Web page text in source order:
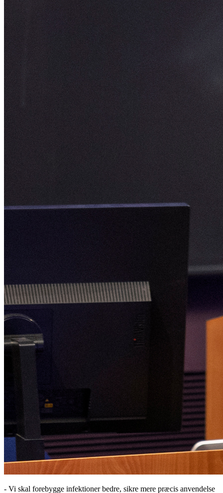
- Vi skal forebygge infektioner bedre, sikre mere præcis anvendelse